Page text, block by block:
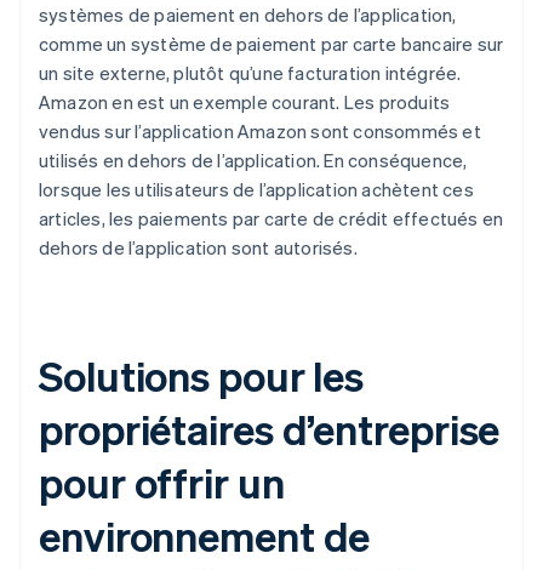
systèmes de paiement en dehors de l’application,
comme un système de paiement par carte bancaire sur
un site externe, plutôt qu’une facturation intégrée.
Amazon en est un exemple courant. Les produits
vendus sur l’application Amazon sont consommés et
utilisés en dehors de l’application. En conséquence,
lorsque les utilisateurs de l’application achètent ces
articles, les paiements par carte de crédit effectués en
dehors de l’application sont autorisés.
Solutions pour les
propriétaires d’entreprise
pour offrir un
environnement de